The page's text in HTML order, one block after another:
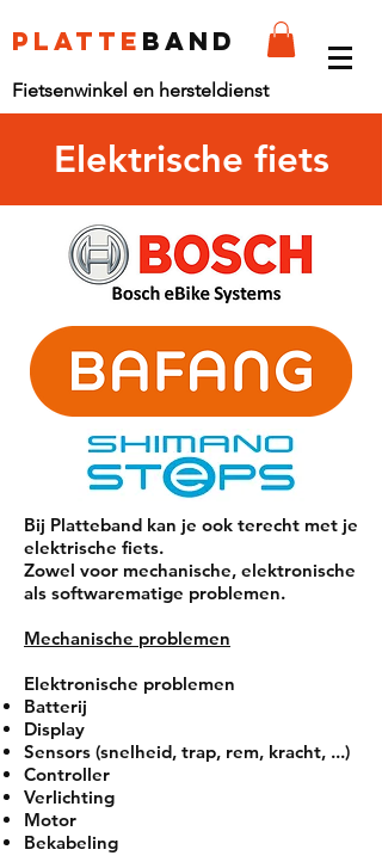
platte band
Fietsenwinkel en hersteldienst
Elektrische fiets
Bij Platteband kan je ook terecht met je
elektrische fiets.
Zowel voor mechanische, elektronische
als softwarematige problemen.
Mechanische problemen
Elektronische problemen
Batterij
Display
Sensors (snelheid, trap, rem, kracht, ...)
Controller
Verlichting
Motor
Bekabeling